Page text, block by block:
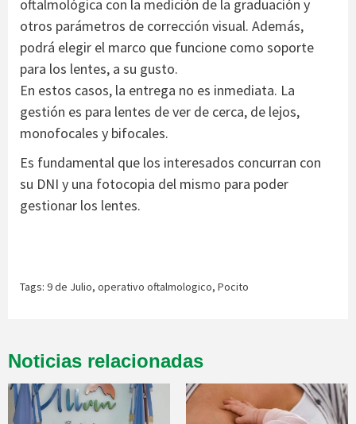
oftalmológica con la medición de la graduación y
otros parámetros de corrección visual. Además,
podrá elegir el marco que funcione como soporte
para los lentes, a su gusto.
En estos casos, la entrega no es inmediata. La
gestión es para lentes de ver de cerca, de lejos,
monofocales y bifocales.
Es fundamental que los interesados concurran con
su DNI y una fotocopia del mismo para poder
gestionar los lentes.
Tags: 9 de Julio, operativo oftalmologico, Pocito
Noticias relacionadas